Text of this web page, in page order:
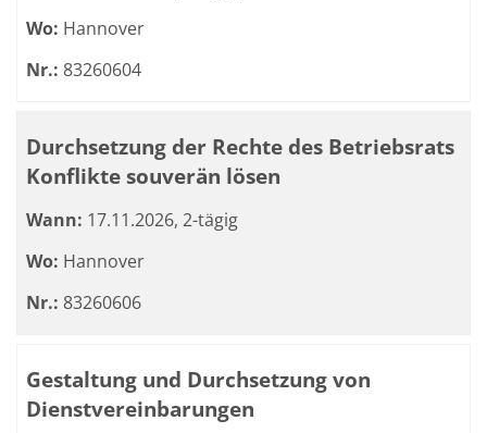
Wo: Hannover
Nr.: 83260604
Durchsetzung der Rechte des Betriebsrats
Konflikte souverän lösen
Wann: 17.11.2026, 2-tägig
Wo: Hannover
Nr.: 83260606
Gestaltung und Durchsetzung von
Dienstvereinbarungen